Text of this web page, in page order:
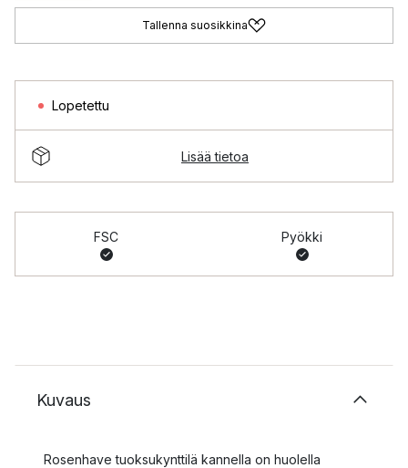
Tallenna suosikkina
Lopetettu
Lisää tietoa
FSC Pyökki
Kuvaus
Rosenhave tuoksukynttilä kannella on huolella